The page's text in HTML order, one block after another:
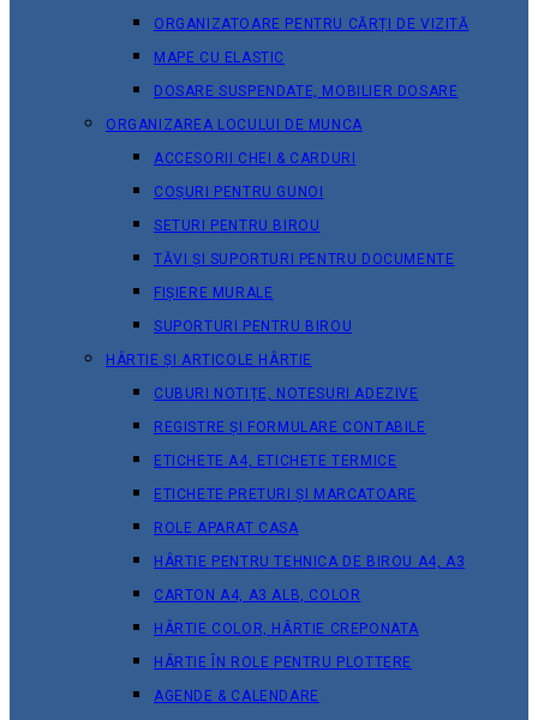
ORGANIZATOARE PENTRU CĂRȚI DE VIZITĂ
MAPE CU ELASTIC
DOSARE SUSPENDATE, MOBILIER DOSARE
ORGANIZAREA LOCULUI DE MUNCA
ACCESORII CHEI & СARDURI
COȘURI PENTRU GUNOI
SETURI PENTRU BIROU
TĂVI ȘI SUPORTURI PENTRU DOCUMENTE
FIȘIERE MURALE
SUPORTURI PENTRU BIROU
HÂRTIE ȘI ARTICOLE HÂRTIE
CUBURI NOTIȚE, NOTESURI ADEZIVE
REGISTRE ȘI FORMULARE CONTABILE
ETICHETE A4, ETICHETE TERMICE
ETICHETE PRETURI ȘI MARCATOARE
ROLE APARAT CASA
HÂRTIE PENTRU TEHNICA DE BIROU A4, A3
CARTON A4, A3 ALB, COLOR
HÂRTIE COLOR, HÂRTIE CREPONATA
HÂRTIE ÎN ROLE PENTRU PLOTTERE
AGENDE & CALENDARE